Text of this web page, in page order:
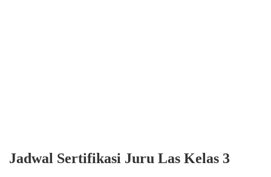
Jadwal Sertifikasi Juru Las Kelas 3